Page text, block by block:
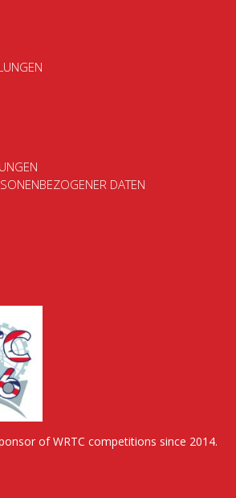
DATEN
of WRTC competitions since 2014.